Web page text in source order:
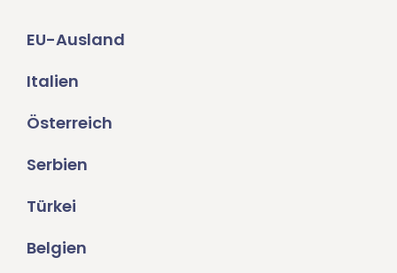
EU-Ausland
Italien
Österreich
Serbien
Türkei
Belgien